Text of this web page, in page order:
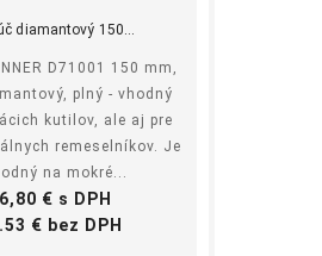
diamantový 150...
D71001 150 mm,
plný - vhodný
kutilov, ale aj pre
remeselníkov. Je
na mokré...
Cena
6,80 € s DPH
€ bez DPH